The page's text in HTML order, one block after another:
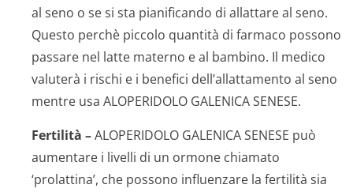
al seno o se si sta pianificando di allattare al seno.
Questo perchè piccolo quantità di farmaco possono
passare nel latte materno e al bambino. Il medico
valuterà i rischi e i benefici dell’allattamento al seno
mentre usa ALOPERIDOLO GALENICA SENESE.
Fertilità –ALOPERIDOLO GALENICA SENESE può
aumentare i livelli di un ormone chiamato
‘prolattina’, che possono influenzare la fertilità sia